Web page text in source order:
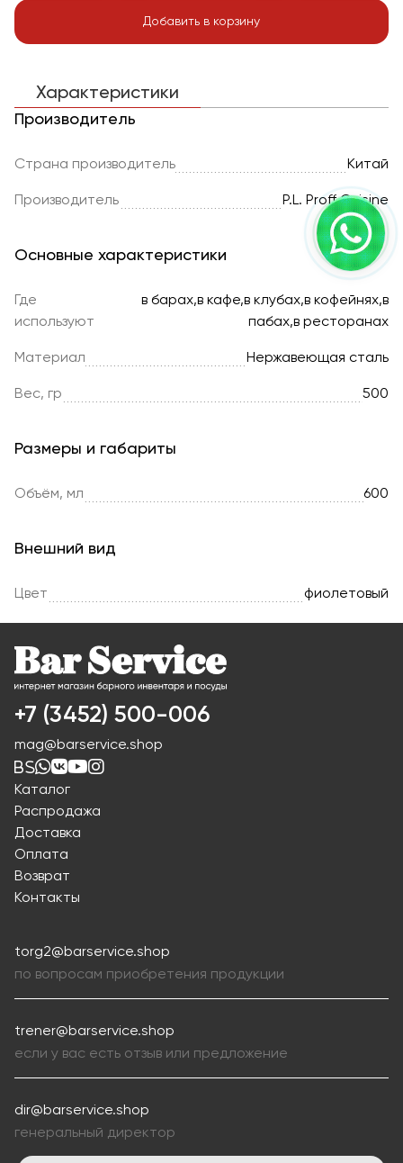
Добавить в корзину
Характеристики
Производитель
Страна производитель Китай
Производитель P.L. Proff Cuisine
Основные характеристики
Где
используют
в барах,в кафе,в клубах,в кофейнях,в
пабах,в ресторанах
Материал Нержавеющая сталь
Вес, гр 500
Размеры и габариты
Объём, мл 600
Внешний вид
Цвет фиолетовый
+7 (3452) 500-006
mag@barservice.shop
Каталог
Распродажа
Доставка
Оплата
Возврат
Контакты
torg2@barservice.shop
по вопросам приобретения продукции
trener@barservice.shop
если у вас есть отзыв или предложение
dir@barservice.shop
генеральный директор